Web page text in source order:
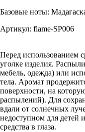
Базовые ноты:
Артикул: flame-SP006
Перед использованием
уголке изделия.
мебель, одежда) или
тела. Аромат
поверхности, на
распылений). Для
вдали от солнечных
недоступном для детей
средства в глаза.